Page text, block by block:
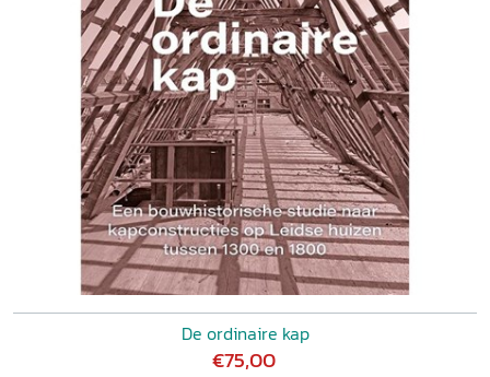
De ordinaire kap
€75,00